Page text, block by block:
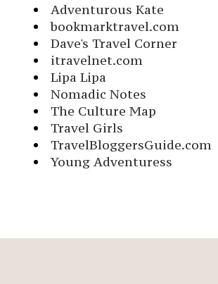
Adventurous Kate
bookmarktravel.com
Dave's Travel Corner
itravelnet.com
Lipa Lipa
Nomadic Notes
The Culture Map
Travel Girls
TravelBloggersGuide.com
Young Adventuress